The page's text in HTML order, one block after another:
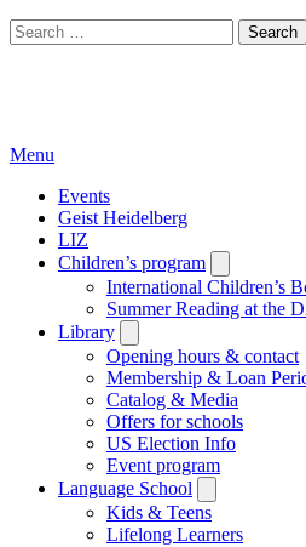
Search
for:
Menu
Events
Geist Heidelberg
LIZ
Children’s program
submenu
International Children’s
Summer Reading at the
Library
submenu
Opening hours & contact
Membership & Loan
Catalog & Media
Offers for schools
US Election Info
Event program
Language School
submenu
Kids & Teens
Lifelong Learners